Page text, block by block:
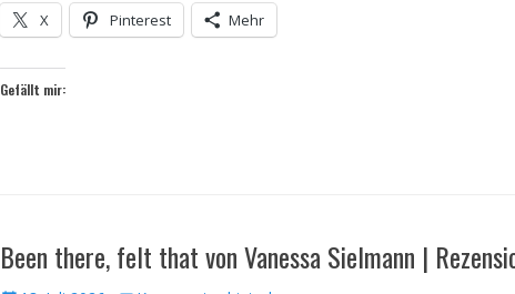
X Pinterest Mehr
Gefällt mir:
Been there, felt that von Vanessa Sielmann |